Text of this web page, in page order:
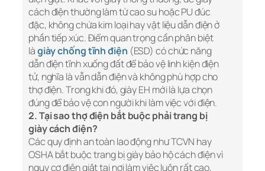
cách điện thường làm từ cao su hoặc PU đúc
đặc, không chứa kim loại hay vật liệu dẫn điện ở
phần tiếp xúc. Điểm quan trọng cần phân biệt
làgiày chống tĩnh điện (ESD) có chức năng
dẫn điện tĩnh xuống đất để bảo vệ linh kiện điện
tử, nghĩa là vẫn dẫn điện và không phù hợp cho
thợ điện. Trong khi đó, giày EH mới là lựa chọn
đúng để bảo vệ con người khi làm việc với điện.
2. Tại sao thợ điện bắt buộc phải trang bị
giày cách điện?
Các quy định an toàn lao động như TCVN hay
OSHA bắt buộc trang bị giày bảo hộ cách điện vì
nguy cơ điện giật tại nơi làm việc luôn rất cao,